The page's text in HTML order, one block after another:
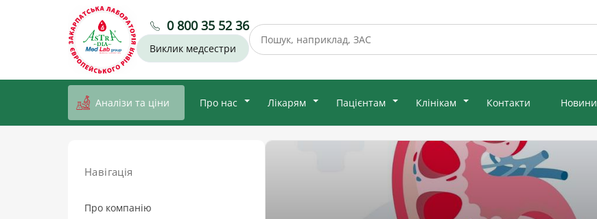
0 800 35 52 36
Виклик медсестри
Аналізи та ціни Про нас Лікарям Пацієнтам Клінікам Контакти Новини
Навігація
Про компанію